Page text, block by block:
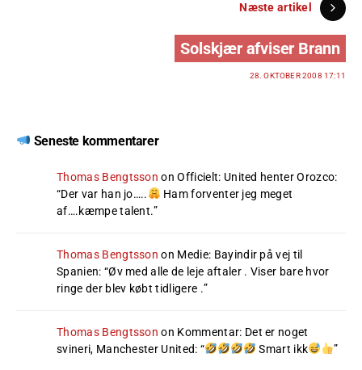
Næste artikel
Solskjær afviser Brann
28. OKTOBER 2008 17:11
Seneste kommentarer
Thomas Bengtsson onOfficielt: United henter Orozco:
“Der var han jo…..
Ham forventer jeg meget
af….kæmpe talent.”
Thomas Bengtsson on Medie: Bayindir på vej til
Spanien: “Øv med alle de leje aftaler . Viser bare hvor
ringe der blev købt tidligere .”
Thomas Bengtsson on Kommentar: Det er noget
svineri, Manchester United: “ Smart ikk ”